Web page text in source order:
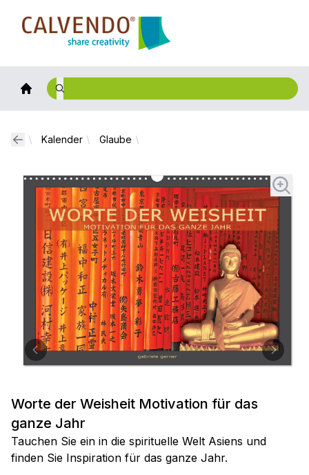
Calvendo
Kalender Glaube
Worte der Weisheit Motivation für das
ganze Jahr
Tauchen Sie ein in die spirituelle Welt Asiens und
finden Sie Inspiration für das ganze Jahr.